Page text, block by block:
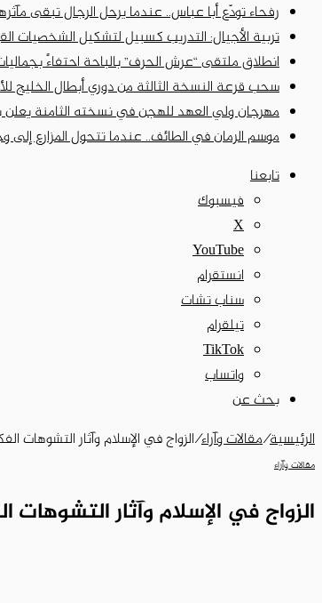
رفحاء تودّع أبا عباس.. عندما يرحل الرجال تبقى
تربية الأجيال: التدريب كسبيل لتشكيل الشخصيات
انطلاق ملتقى “عرش الحرف” بالباحة احتفاءً
سحب قرعة النسخة الثالثة من دوري أبطال الخليج للأندية في الـ24
مهرجان ولي العهد للهجن في نسخته الثامنة يعلن برنامجه
موسم الرمان في الطائف.. عندما تتحول المزارع إلى
تابعنا
فيسبوك
‫X
‫YouTube
انستقرام
سناب تشات
تيلقرام
‫TikTok
واتساب
بحث عن
الرئيسية/مقالات وآراء/الزواج في الإسلام وآثار التشوهات
مقالات وآراء
الزواج في الإسلام وآثار التشوهات